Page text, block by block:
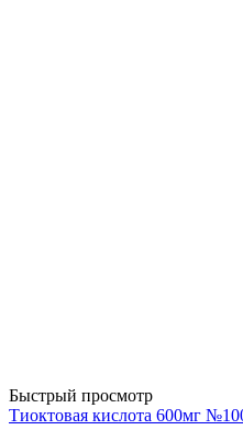
Быстрый просмотр
Тиоктовая кислота 600мг